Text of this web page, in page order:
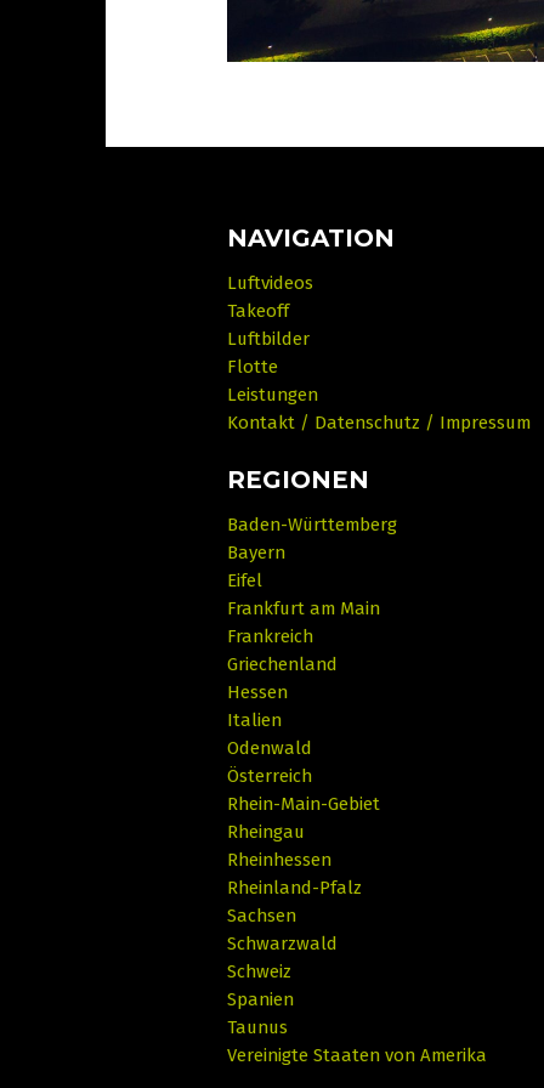
NAVIGATION
Luftvideos
Takeoff
Luftbilder
Flotte
Leistungen
Kontakt / Datenschutz / Impressum
REGIONEN
Baden-Württemberg
Bayern
Eifel
Frankfurt am Main
Frankreich
Griechenland
Hessen
Italien
Odenwald
Österreich
Rhein-Main-Gebiet
Rheingau
Rheinhessen
Rheinland-Pfalz
Sachsen
Schwarzwald
Schweiz
Spanien
Taunus
Vereinigte Staaten von Amerika